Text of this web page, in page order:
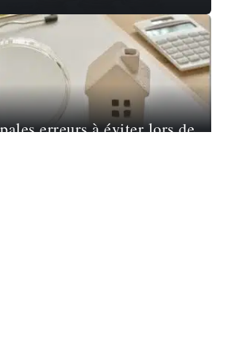
erreurs à éviter lors de